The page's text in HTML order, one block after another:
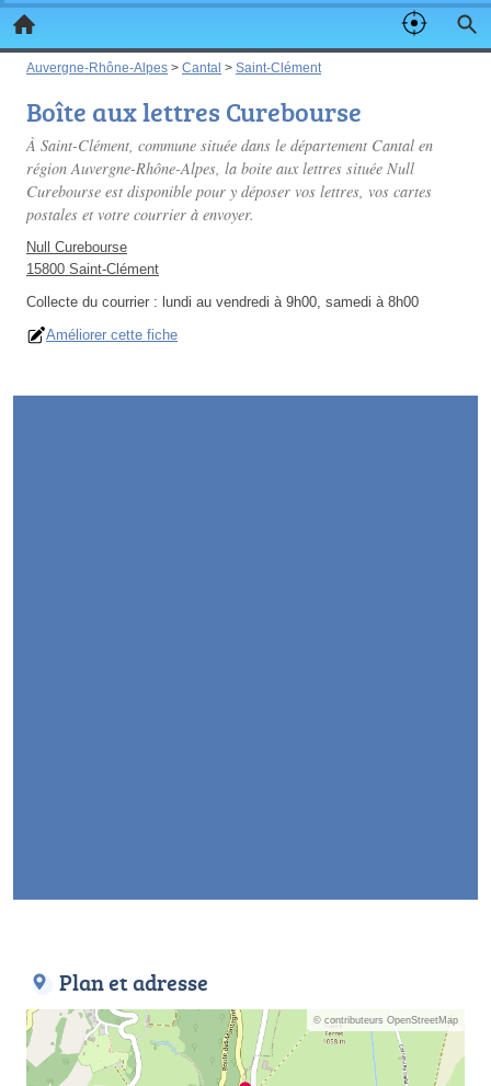
Auvergne-Rhône-Alpes > Cantal > Saint-Clément
Boîte aux lettres Curebourse
À Saint-Clément, commune située dans le département Cantal en
région Auvergne-Rhône-Alpes, la boite aux lettres située Null
Curebourse est disponible pour y déposer vos lettres, vos cartes
postales et votre courrier à envoyer.
Null Curebourse
15800 Saint-Clément
Collecte du courrier : lundi au vendredi à 9h00, samedi à 8h00
Améliorer cette fiche
Plan et adresse
© contributeurs OpenStreetMap